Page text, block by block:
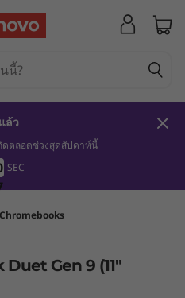
ล้ว
ดตลอดช่วงสุดสัปดาห์นี้
SEC
Chromebooks
Gen 9 (11″